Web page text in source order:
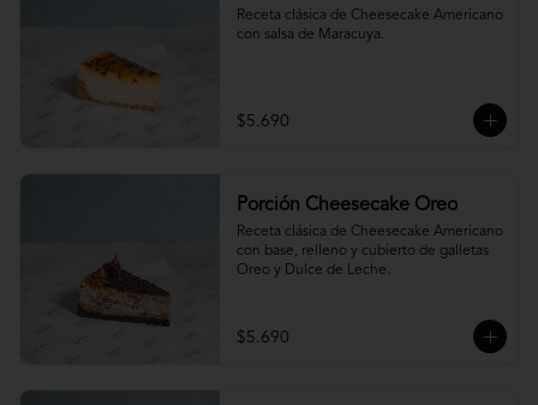
Receta clásica de Cheesecake Americano
con salsa de Maracuya.
$5.690
Porción Cheesecake Oreo
Receta clásica de Cheesecake Americano
con base, relleno y cubierto de galletas
Oreo y Dulce de Leche.
$5.690